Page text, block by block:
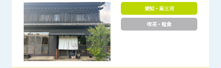
愛知・奥三河
喫茶・軽食